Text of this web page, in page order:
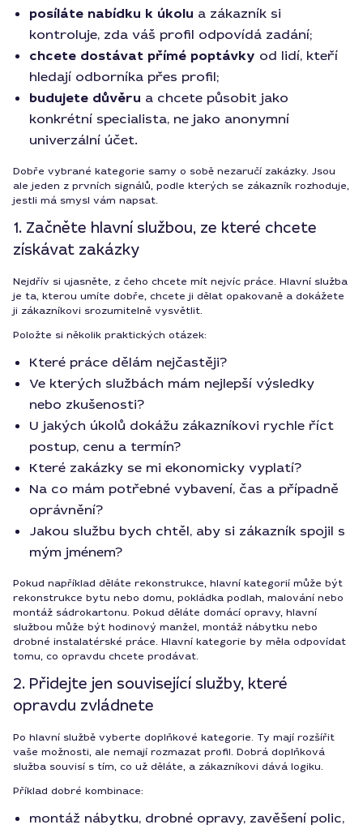
posíláte nabídku k úkolu a zákazník si
kontroluje, zda váš profil odpovídá zadání;
chcete dostávat přímé poptávky od lidí, kteří
hledají odborníka přes profil;
budujete důvěru a chcete působit jako
konkrétní specialista, ne jako anonymní
univerzální účet.
Dobře vybrané kategorie samy o sobě nezaručí zakázky. Jsou
ale jeden z prvních signálů, podle kterých se zákazník rozhoduje,
jestli má smysl vám napsat.
1. Začněte hlavní službou, ze které chcete
získávat zakázky
Nejdřív si ujasněte, z čeho chcete mít nejvíc práce. Hlavní služba
je ta, kterou umíte dobře, chcete ji dělat opakovaně a dokážete
ji zákazníkovi srozumitelně vysvětlit.
Položte si několik praktických otázek:
Které práce dělám nejčastěji?
Ve kterých službách mám nejlepší výsledky
nebo zkušenosti?
U jakých úkolů dokážu zákazníkovi rychle říct
postup, cenu a termín?
Které zakázky se mi ekonomicky vyplatí?
Na co mám potřebné vybavení, čas a případně
oprávnění?
Jakou službu bych chtěl, aby si zákazník spojil s
mým jménem?
Pokud například děláte rekonstrukce, hlavní kategorií může být
rekonstrukce bytu nebo domu, pokládka podlah, malování nebo
montáž sádrokartonu. Pokud děláte domácí opravy, hlavní
službou může být hodinový manžel, montáž nábytku nebo
drobné instalatérské práce. Hlavní kategorie by měla odpovídat
tomu, co opravdu chcete prodávat.
2. Přidejte jen související služby, které
opravdu zvládnete
Po hlavní službě vyberte doplňkové kategorie. Ty mají rozšířit
vaše možnosti, ale nemají rozmazat profil. Dobrá doplňková
služba souvisí s tím, co už děláte, a zákazníkovi dává logiku.
Příklad dobré kombinace:
montáž nábytku, drobné opravy, zavěšení polic,